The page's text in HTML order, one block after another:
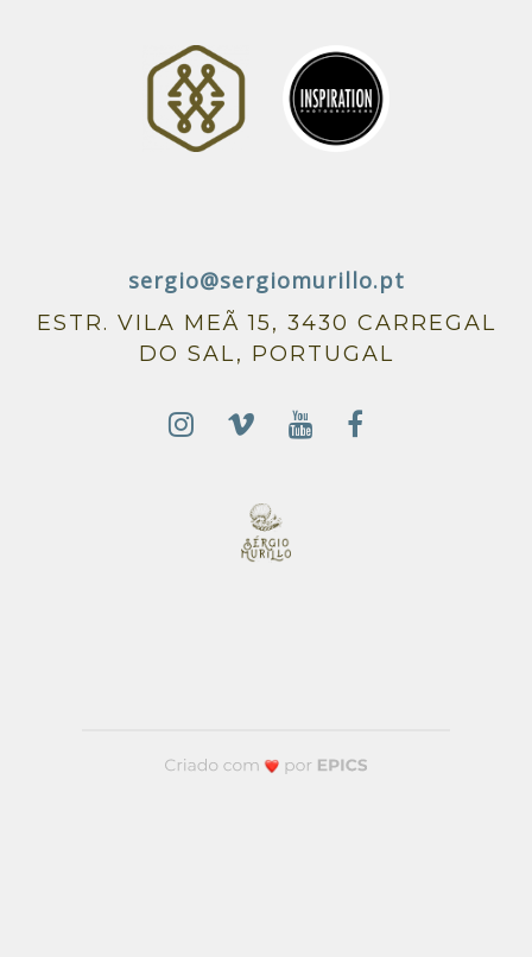
sergio@sergiomurillo.pt
ESTR. VILA MEÃ 15, 3430 CARREGAL
DO SAL, PORTUGAL